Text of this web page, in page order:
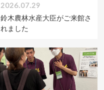
2026.07.29
鈴木農林水産大臣がご来館さ
れました